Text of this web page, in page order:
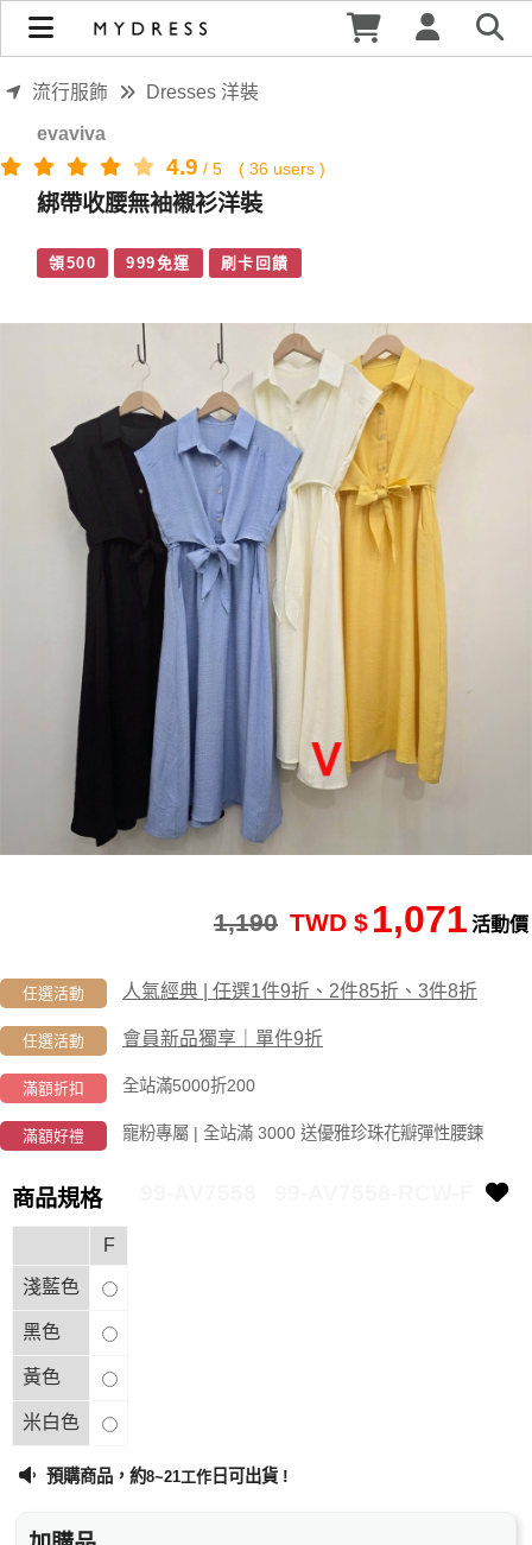
綁帶收腰無袖襯衫洋裝 | MYDRESS 時裳韓風
流行服飾 Dresses 洋裝
evaviva
4.9 / 5 ( 36 users )
綁帶收腰無袖襯衫洋裝
領500 999免運 刷卡回饋
活動價
1,071
TWD $
1,190
任選活動 人氣經典 | 任選1件9折、2件85折、3件8折
任選活動 會員新品獨享｜單件9折
滿額折扣 全站滿5000折200
滿額好禮 寵粉專屬 | 全站滿 3000 送優雅珍珠花瓣彈性腰鍊
商品規格
F
淺藍色
黑色
黃色
米白色
預購商品，約8~21工作 日可出貨 !